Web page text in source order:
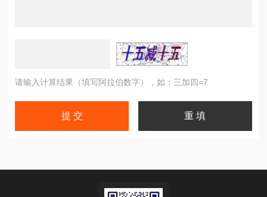
请输入计算结果（填写阿拉伯数字），如：三加四=7